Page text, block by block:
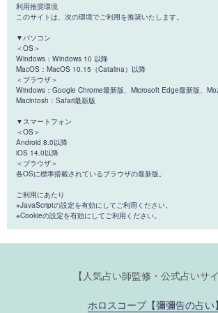
利用推奨環境
このサイトは、次の環境でご利用を推奨いたします。
▼パソコン
＜OS＞
Windows：Windows 10 以降
MacOS：MacOS 10.15（Catalina）以降
＜ブラウザ＞
Windows：Google Chrome最新版、Microsoft Edge最新版、
Macintosh：Safari最新版
▼スマートフォン
＜OS＞
Android 8.0以降
iOS 14.0以降
＜ブラウザ＞
各OSに標準搭載されているブラウザの最新版。
ご利用にあたり
※JavaScriptの設定を有効にしてご利用ください。
※Cookieの設定を有効にしてご利用ください。
【人気占い師監修・公式占いサイ
ホロスコープ【彌彌告の占い】